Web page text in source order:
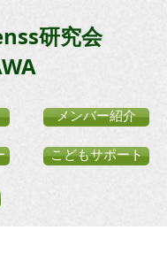
研究会
メンバー紹介
こどもサポート